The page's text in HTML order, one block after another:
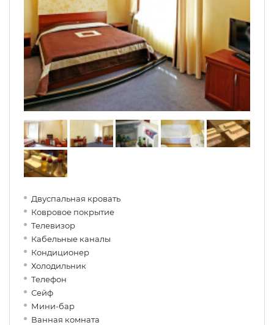
Двуспальная кровать
Ковровое покрытие
Телевизор
Кабельные каналы
Кондиционер
Холодильник
Телефон
Сейф
Мини-бар
Ванная комната